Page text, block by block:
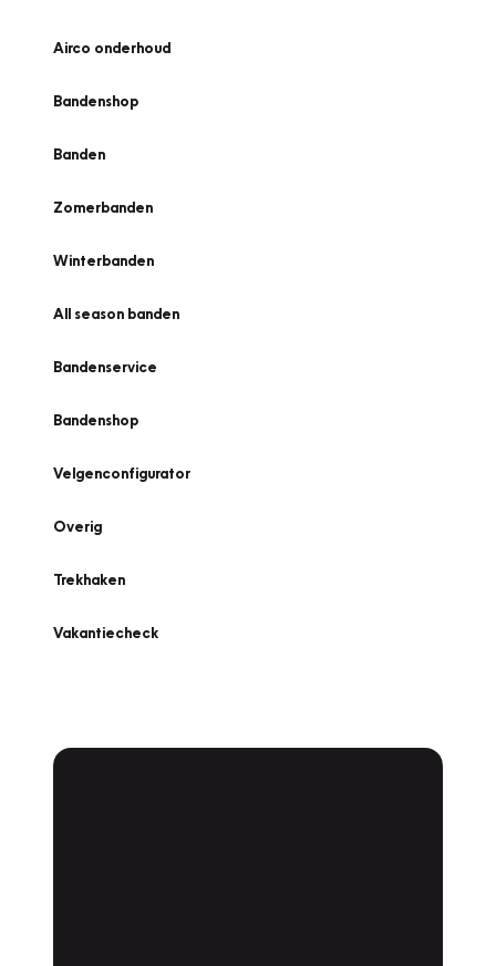
Airco onderhoud
Bandenshop
Banden
Zomerbanden
Winterbanden
All season banden
Bandenservice
Bandenshop
Velgenconfigurator
Overig
Trekhaken
Vakantiecheck